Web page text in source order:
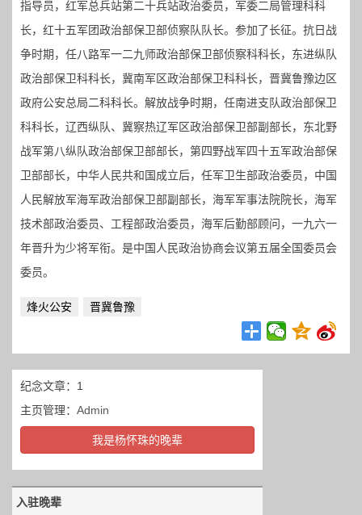
指导员，红军总兵站第二十兵站政治委员，军委二局管理科科
长，红十五军团政治部保卫部侦察队队长。参加了长征。抗日战
争时期，任八路军一二九师政治部保卫部侦察科科长，东进纵队
政治部保卫科科长，冀南军区政治部保卫科科长，晋冀鲁豫边区
政府公安总局二科科长。解放战争时期，任南进支队政治部保卫
科科长，辽西纵队、冀察热辽军区政治部保卫部副部长，东北野
战军第八纵队政治部保卫部部长，第四野战军四十五军政治部保
卫部部长，中华人民共和国成立后，任军卫生部政治委员，中国
人民解放军海军政治部保卫部副部长，海军军事法院院长，海军
技术部政治委员、工程部政治委员，海军后勤部顾问，一九六一
年晋升为少将军衔。是中国人民政治协商会议第五届全国委员会
委员。
烽火公安 晋冀鲁豫
纪念文章：1
主页管理： Admin
我是杨怀珠的晚辈
入驻晚辈